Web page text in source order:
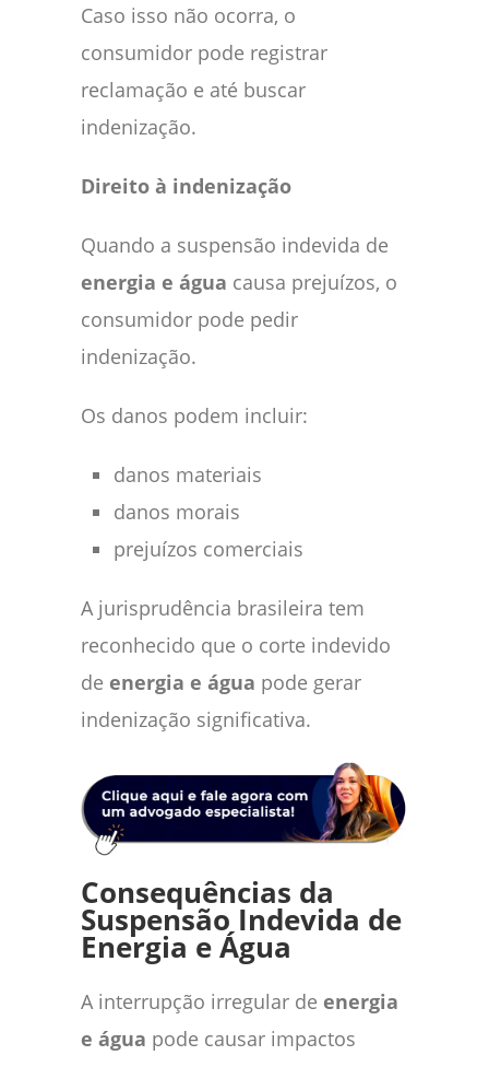
Caso isso não ocorra, o
consumidor pode registrar
reclamação e até buscar
indenização.
Direito à indenização
Quando a suspensão indevida de
energia e água causa prejuízos, o
consumidor pode pedir
indenização.
Os danos podem incluir:
danos materiais
danos morais
prejuízos comerciais
A jurisprudência brasileira tem
reconhecido que o corte indevido
de energia e água pode gerar
indenização significativa.
Consequências da
Suspensão Indevida de
Energia e Água
A interrupção irregular de energia
e água pode causar impactos